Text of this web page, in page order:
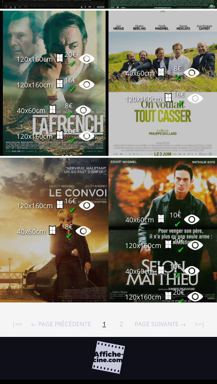
120x160cm
20€
✔
120x160cm
16€
✔
40x60cm
8€
✔
120x160cm
20€
✔
40x60cm
10€
✔
40x60cm
8€
✔
120x160cm
16€
✔
120x160cm
16€
✔
40x60cm
8€
✔
40x60cm
10€
✔
120x160cm
20€
✔
40x60cm
10€
✔
120x160cm
20€
✔
|<< ← PAGE PRÉCÉDENTE 1 2 PAGE SUIVANTE → >>|